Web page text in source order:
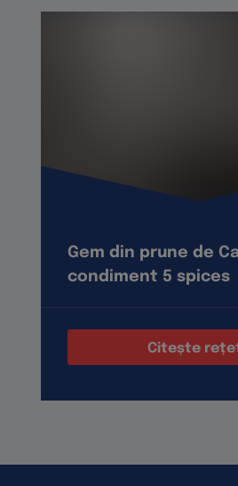
Gem din prune de
condiment 5 spices
Citește